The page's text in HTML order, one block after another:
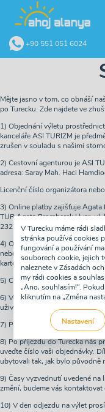
+90 551 051 6024
Mějte jasno v tom, co obnáší
po Turecku. Zde
1) Objednání výletu
kanceláře ASI TURIZM je
zrušen v souladu s našimi
2) Cestovní agenturou je ASI
adresa: Saray Mah. Haci
Licenční číslo organizátora
3) Online platby zajišťuje Agata
TUR Agata Bromberek Uyar,
232 32 73, REGON:
4) Objednávku provedenou na
nebo částečné platbě)
kartou nebo v hotovosti v
5) Ceny na webových Pagech
6) Veškeré podrobnosti
uživatelském panelu na webu.
7) Po odesláni platby je zaslán
8) Po příjezdu do Turecka nás
uveďte číslo vaši objednávky.
ubytovali tak, jak bylo původně
9) Časy vyzvednutí uvedené
změní, budeme vás kontaktovat
10) V den odjezdu na výlet
V Turecku máme rádi
stránka používá cookies
fungování a používání
souborech cookie, jejich
naleznete v Zásadách
my rádi cookies a
„Ano, souhlasím!“.
kliknutím na „Změna
Nastavení